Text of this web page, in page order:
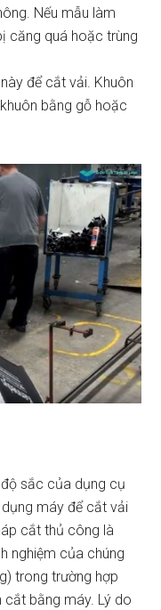
Nếu mẫu làm
căng quá hoặc trùng
để cắt vải. Khuôn
bằng gỗ hoặc
sắc của dụng cụ
máy để cắt vải
cắt thủ công là
nghiệm của chúng
trong trường hợp
bằng máy. Lý do